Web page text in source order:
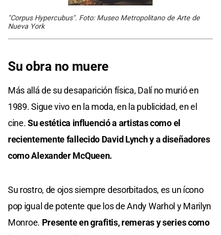
"Corpus Hypercubus". Foto: Museo Metropolitano de Arte de
Nueva York
Su obra no muere
Más allá de su desaparición física, Dalí no murió en
1989. Sigue vivo en la moda, en la publicidad, en el
cine.Su estética influenció a artistas como el
recientemente fallecido David Lynch y a diseñadores
como Alexander McQueen.
Su rostro, de ojos siempre desorbitados, es un ícono
pop igual de potente que los de Andy Warhol y Marilyn
Monroe. Presente en grafitis, remeras y series como